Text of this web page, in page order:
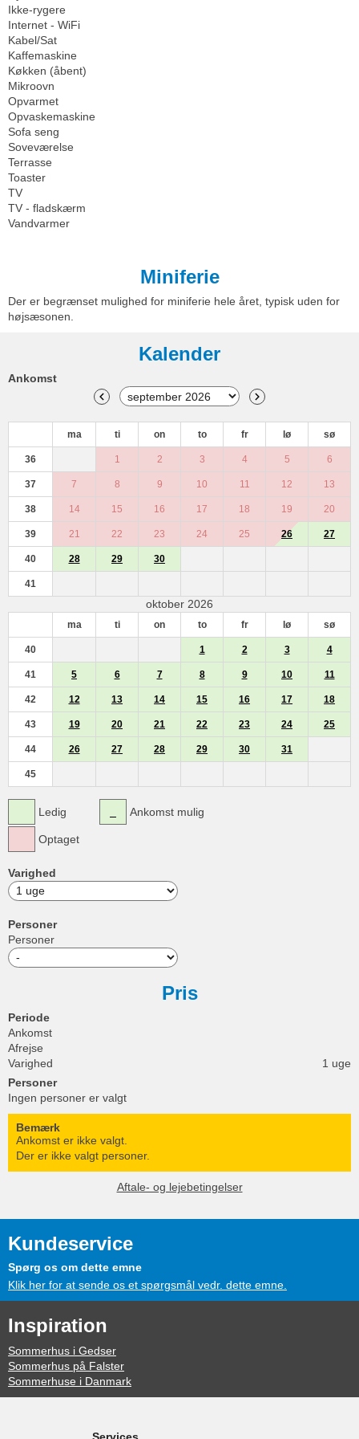
Ikke-rygere
Internet - WiFi
Kabel/Sat
Kaffemaskine
Køkken (åbent)
Mikroovn
Opvarmet
Opvaskemaskine
Sofa seng
Soveværelse
Terrasse
Toaster
TV
TV - fladskærm
Vandvarmer
Miniferie
Der er begrænset mulighed for miniferie hele året, typisk uden for
højsæsonen.
Kalender
Ankomst
ma ti on to fr lø sø
36 1 2 3 4 5 6
37 7 8 9 10 11 12 13
38 14 15 16 17 18 19 20
39 21 22 23 24 25 26 27
40 28 29 30
41
oktober 2026
ma ti on to fr lø sø
40 1 2 3 4
41 5 6 7 8 9 10 11
42 12 13 14 15 16 17 18
43 19 20 21 22 23 24 25
44 26 27 28 29 30 31
45
Ledig
Optaget
Ankomst mulig
Varighed
Personer
Personer
Pris
Periode
Ankomst
Afrejse
Varighed
1 uge
Personer
Ingen personer er valgt
Bemærk
Ankomst er ikke valgt.
Der er ikke valgt personer.
Aftale- og lejebetingelser
Kundeservice
Spørg os om dette emne
Klik her for at sende os et spørgsmål vedr. dette emne.
Inspiration
Sommerhus i Gedser
Sommerhus på Falster
Sommerhuse i Danmark